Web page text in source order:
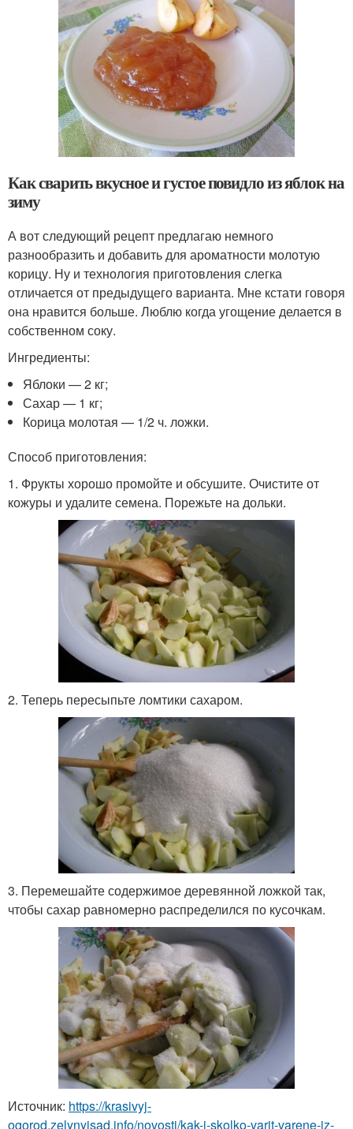
Как сварить вкусное и густое повидло из яблок на
зиму
А вот следующий рецепт предлагаю немного
разнообразить и добавить для ароматности молотую
корицу. Ну и технология приготовления слегка
отличается от предыдущего варианта. Мне кстати говоря
она нравится больше. Люблю когда угощение делается в
собственном соку.
Ингредиенты:
Яблоки — 2 кг;
Сахар — 1 кг;
Корица молотая — 1/2 ч. ложки.
Способ приготовления:
1. Фрукты хорошо промойте и обсушите. Очистите от
кожуры и удалите семена. Порежьте на дольки.
2. Теперь пересыпьте ломтики сахаром.
3. Перемешайте содержимое деревянной ложкой так,
чтобы сахар равномерно распределился по кусочкам.
Источник: https://krasivyj-
ogorod.zelynyjsad.info/novosti/kak-i-skolko-varit-varene-iz-